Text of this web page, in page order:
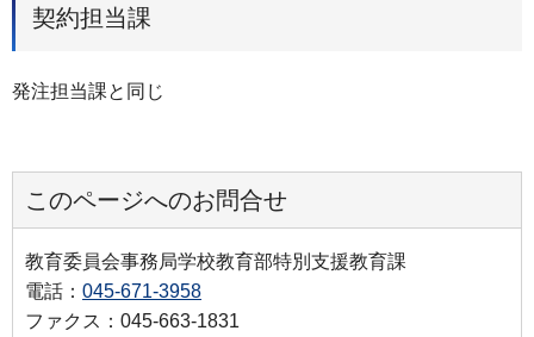
契約担当課
発注担当課と同じ
このページへのお問合せ
教育委員会事務局学校教育部特別支援教育課
電話： 045-671-3958
ファクス：045-663-1831